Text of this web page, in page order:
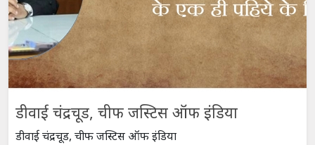
डीवाई चंद्रचूड, चीफ जस्टिस ऑफ इंडिया
डीवाई चंद्रचूड, चीफ जस्टिस ऑफ इंडिया